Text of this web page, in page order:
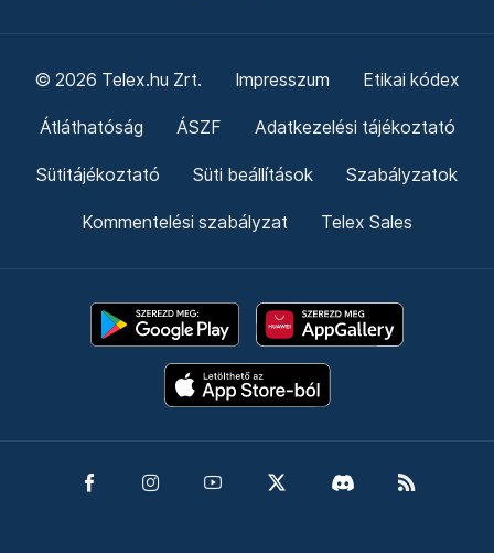
© 2026 Telex.hu Zrt. Impresszum Etikai kódex
Átláthatóság ÁSZF Adatkezelési tájékoztató
Sütitájékoztató Süti beállítások Szabályzatok
Kommentelési szabályzat Telex Sales